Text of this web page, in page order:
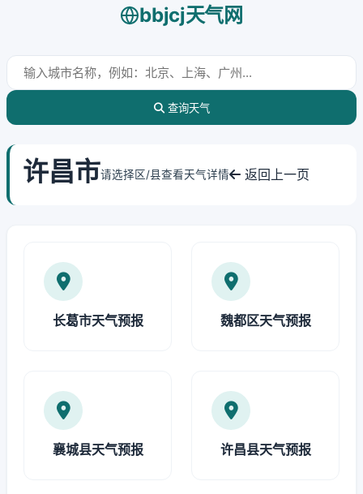
bbjcj天气网
查询天气
许昌市请选择区/县查看天气详情 返回上一页
长葛市天气预报 魏都区天气预报
襄城县天气预报 许昌县天气预报